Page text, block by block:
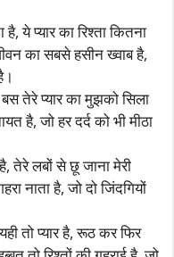
ये प्यार का रिश्ता कितना
का सबसे हसीन ख्वाब है,
तेरे प्यार का मुझको सिला
है, जो हर दर्द को भी मीठा
तेरे लबों से छू जाना मेरी
नाता है, जो दो जिंदगियों
तो प्यार है, रूठ कर फिर